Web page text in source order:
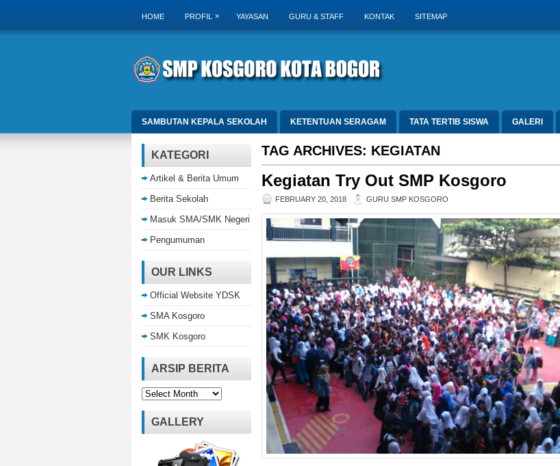
HOME PROFIL » YAYASAN GURU & STAFF KONTAK SITEMAP
SAMBUTAN KEPALA SEKOLAH KETENTUAN SERAGAM TATA TERTIB SISWA GALERI
TAG ARCHIVES: KEGIATAN
Kegiatan Try Out SMP Kosgoro
FEBRUARY 20, 2018 GURU SMP KOSGORO
KATEGORI
Artikel & Berita Umum
Berita Sekolah
Masuk SMA/SMK Negeri
Pengumuman
OUR LINKS
Official Website YDSK
SMA Kosgoro
SMK Kosgoro
ARSIP BERITA
Arsip
Berita
GALLERY